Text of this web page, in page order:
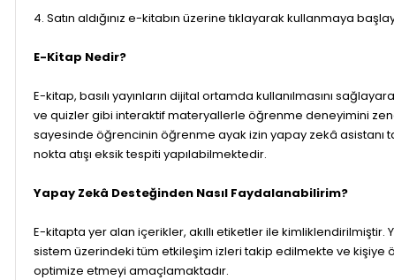
4. Satın aldığınız e-kitabın üzerine tıklayarak kullanmaya
E-Kitap Nedir?
E-kitap, basılı yayınların dijital ortamda kullanılmasını
ve quizler gibi interaktif materyallerle öğrenme deneyimini
sayesinde öğrencinin öğrenme ayak izin yapay zekâ asistanı
nokta atışı eksik tespiti yapılabilmektedir.
Yapay Zekâ Desteğinden Nasıl Faydalanabilirim?
E-kitapta yer alan içerikler, akıllı etiketler ile kimliklendirilmiştir.
sistem üzerindeki tüm etkileşim izleri takip edilmekte ve
optimize etmeyi amaçlamaktadır.